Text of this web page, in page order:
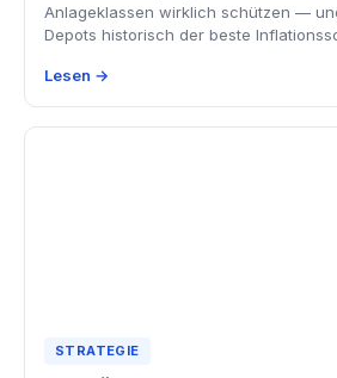
Anlageklassen wirklich schützen —
Depots historisch der beste
Lesen →
STRATEGIE